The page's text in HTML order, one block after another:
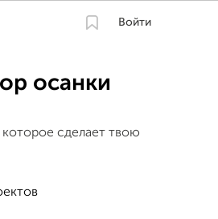
Войти
осанки
которое сделает твою